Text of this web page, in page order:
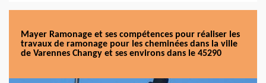
Mayer Ramonage et ses compétences pour réaliser les
travaux de ramonage pour les cheminées dans la ville
de Varennes Changy et ses environs dans le 45290